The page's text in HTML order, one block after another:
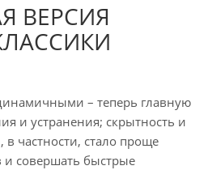
ВЕРСИЯ
– теперь главную
и устранения; скрытность и
частности, стало проще
и совершать быстрые